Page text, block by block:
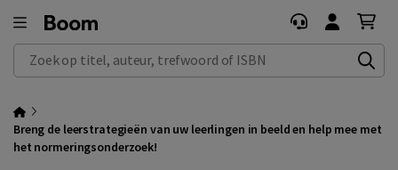
Zoek op titel, auteur, trefwoord of ISBN
Breng de leerstrategieën van uw leerlingen in beeld en help mee met
het normeringsonderzoek!